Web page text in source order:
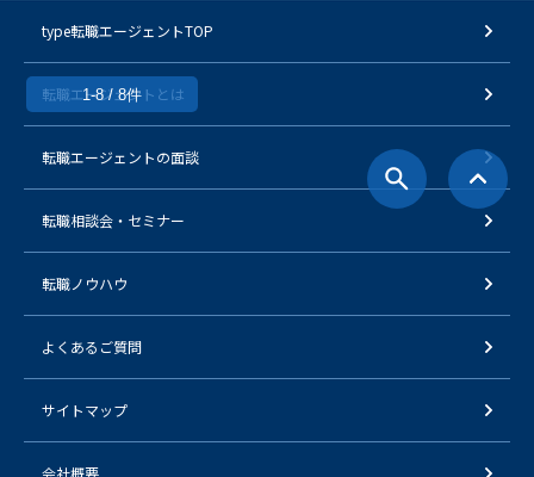
1-8 / 8件
type転職エージェントTOP
転職エージェントとは
転職エージェントの面談
転職相談会・セミナー
転職ノウハウ
よくあるご質問
サイトマップ
会社概要